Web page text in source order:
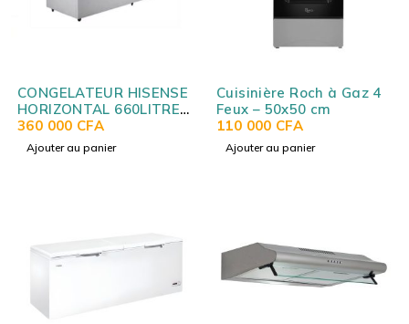
CONGELATEUR HISENSE
HORIZONTAL 660LITRES
GRIS FC66DD4HA
360 000 CFA
Ajouter au panier
Cuisinière Roch à Gaz 4
Feux – 50x50 cm
110 000 CFA
Ajouter au panier